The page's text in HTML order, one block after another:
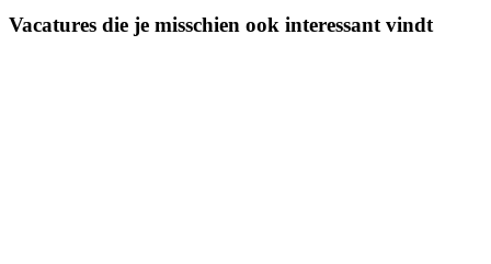
Vacatures die je misschien ook interessant vindt